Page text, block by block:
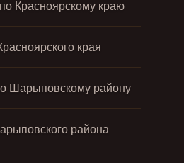
Красноярскому краю
края
Шарыповскому району
района